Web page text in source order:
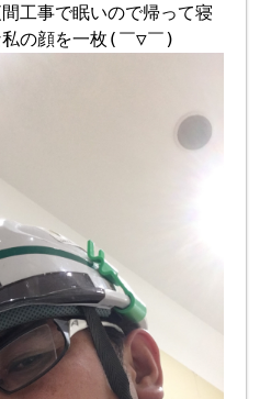
工事で眠いので帰って寝
私の顔を一枚(￣▽￣)